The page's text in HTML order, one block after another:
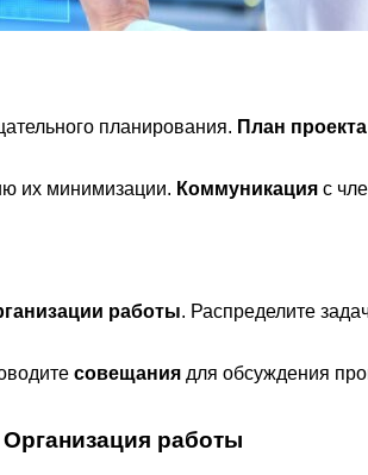
планирования. План проекта
их минимизации. Коммуникация с
работы. Распределите
совещания для обсуждения
Организация работы